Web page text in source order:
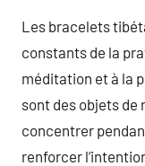
Les bracelets
constants de la
méditation et à la
sont des objets de
concentrer
renforcer